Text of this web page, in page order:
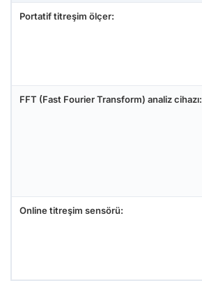
Portatif titreşim ölçer:
FFT (Fast Fourier Transform) analiz cihazı:
Online titreşim sensörü: